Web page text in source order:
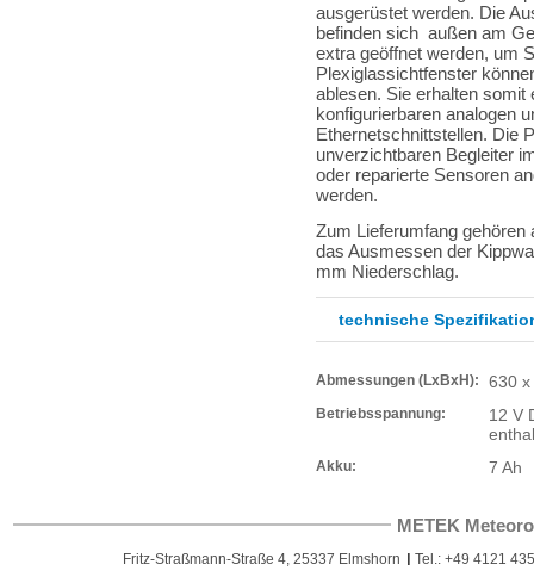
ausgerüstet werden. Die
befinden sich außen am
extra geöffnet werden, um
Plexiglassichtfenster
ablesen. Sie erhalten
konfigurierbaren analogen
Ethernetschnittstellen. Die
unverzichtbaren Begleiter
oder reparierte Sensoren
werden.
Zum Lieferumfang
das Ausmessen der
mm Niederschlag.
technische
Abmessungen (LxBxH): 630
Betriebsspannung:
12 V
Akku: 7 Ah
METEK
Fritz-Straßmann-Straße 4, 25337 Elmshorn Tel.: +49 4121